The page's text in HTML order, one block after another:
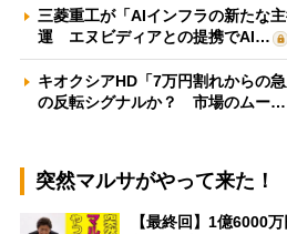
三菱重工が「AIインフラの新たな
運 エヌビディアとの提携でAI…
キオクシアHD「7万円割れからの
の反転シグナルか？ 市場のムー…
突然マルサがやって来た！
【最終回】1億6000